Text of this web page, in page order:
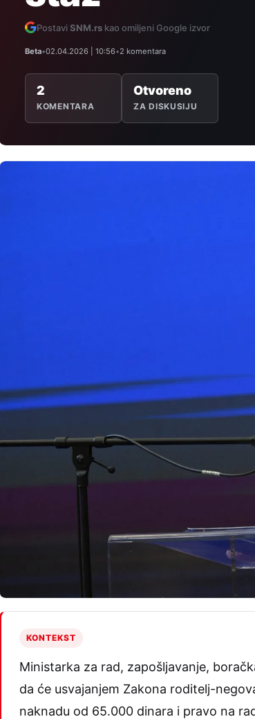
PostaviSNM.rs kao omiljeni Google izvor
Beta•02.04.2026 | 10:56•2 komentara
2
KOMENTARA
Otvoreno
ZA DISKUSIJU
KONTEKST
Ministarka za rad, zapošljavanje,
da će usvajanjem Zakona roditelj-
naknadu od 65.000 dinara i pravo na